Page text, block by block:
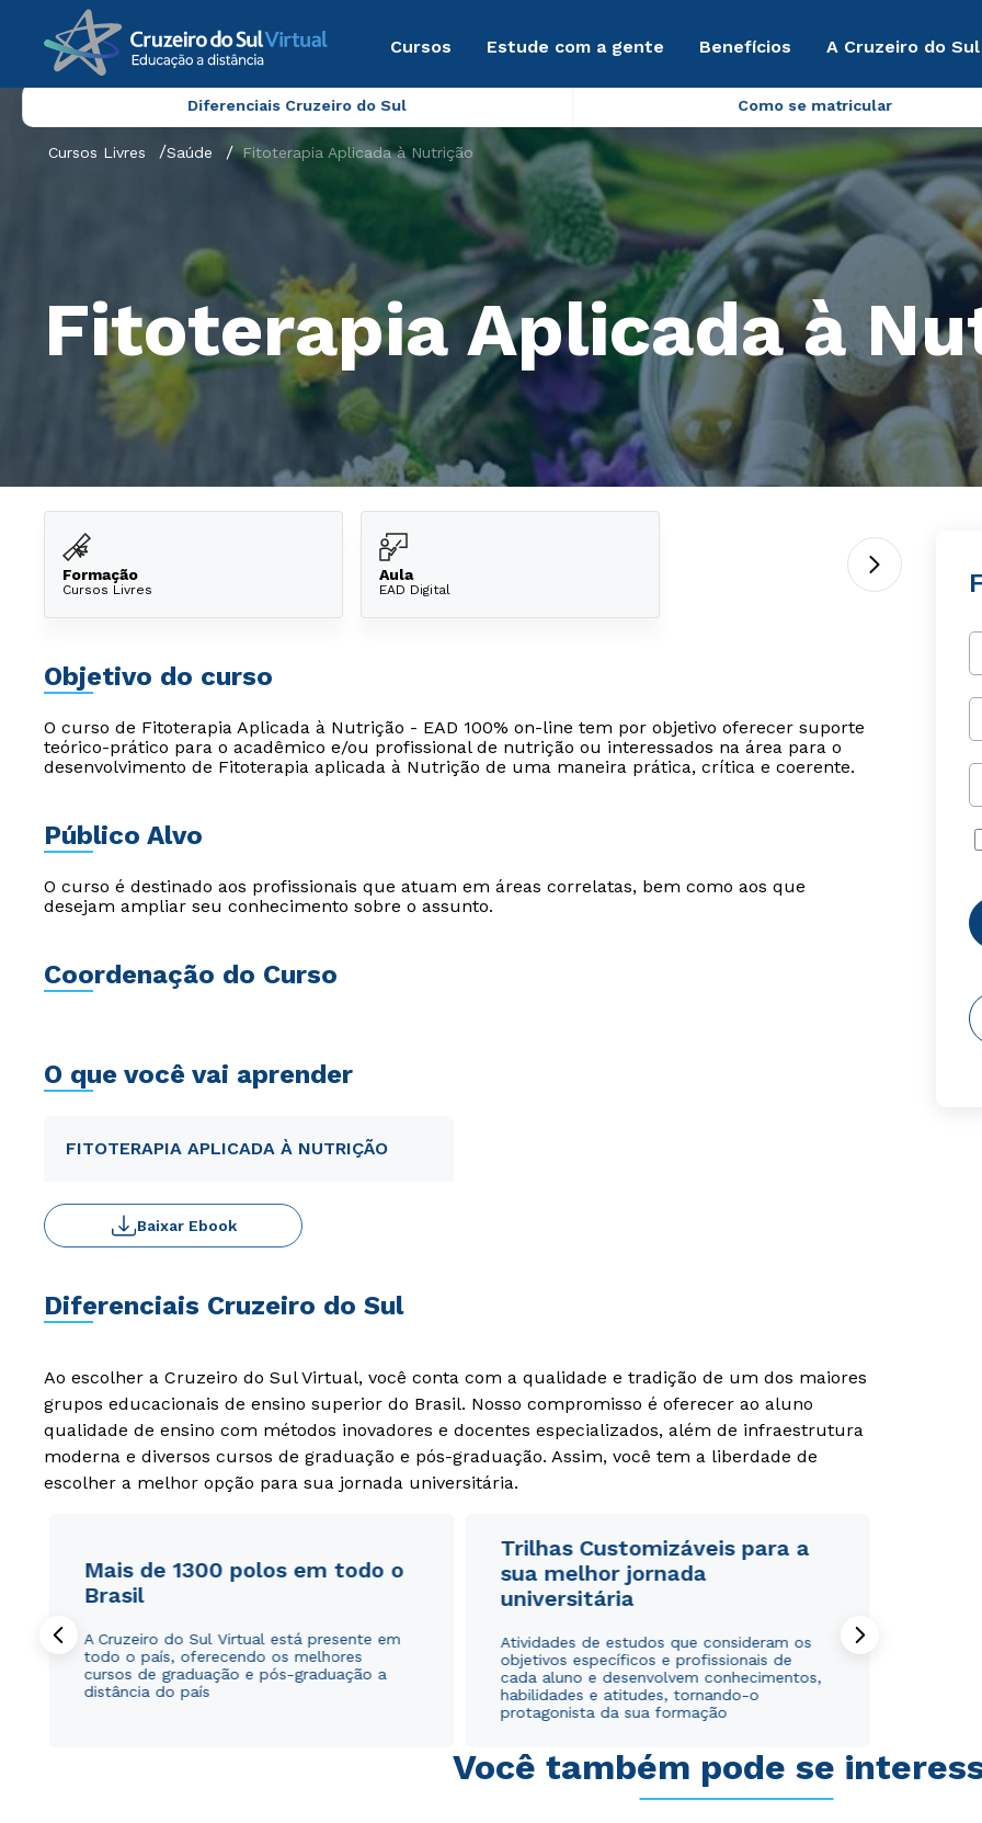
Cursos Estude com a gente Benefícios A Cruzeiro do
Diferenciais Cruzeiro do Sul Como se matricular
Cursos Livres Saúde Fitoterapia Aplicada à Nutrição
Fitoterapia Aplicada à
Formação
Cursos Livres
Aula
EAD Digital
Objetivo do curso
O curso de Fitoterapia Aplicada à Nutrição - EAD 100% on-line tem por objetivo oferecer suporte
teórico-prático para o acadêmico e/ou profissional de nutrição ou interessados na área para o
desenvolvimento de Fitoterapia aplicada à Nutrição de uma maneira prática, crítica e coerente.
Público Alvo
O curso é destinado aos profissionais que atuam em áreas correlatas, bem como aos que
desejam ampliar seu conhecimento sobre o assunto.
Coordenação do Curso
O que você vai aprender
FITOTERAPIA APLICADA À NUTRIÇÃO
Baixar Ebook
Diferenciais Cruzeiro do Sul
Ao escolher a Cruzeiro do Sul Virtual, você conta com a qualidade e tradição de um dos maiores
grupos educacionais de ensino superior do Brasil. Nosso compromisso é oferecer ao aluno
qualidade de ensino com métodos inovadores e docentes especializados, além de infraestrutura
moderna e diversos cursos de graduação e pós-graduação. Assim, você tem a liberdade de
escolher a melhor opção para sua jornada universitária.
Mais de 1300 polos em todo o
Brasil
A Cruzeiro do Sul Virtual está presente em
todo o país, oferecendo os melhores
cursos de graduação e pós-graduação a
distância do país
Trilhas Customizáveis para a
sua melhor jornada
universitária
Atividades de estudos que consideram os
objetivos específicos e profissionais de
cada aluno e desenvolvem conhecimentos,
habilidades e atitudes, tornando-o
protagonista da sua formação
Você também pode se
WhatsApp
ou
WhatsApp
ou